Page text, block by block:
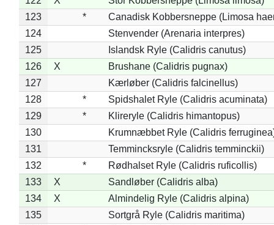
123
*
Canadisk Kobbersneppe (Limosa
124
Stenvender (Arenaria interpres)
125
Islandsk Ryle (Calidris canutus)
126
X
Brushane (Calidris pugnax)
127
Kærløber (Calidris falcinellus)
128
*
Spidshalet Ryle (Calidris acuminata)
129
*
Klireryle (Calidris himantopus)
130
Krumnæbbet Ryle (Calidris
131
Temmincksryle (Calidris temminckii)
132
*
Rødhalset Ryle (Calidris ruficollis)
133
X
Sandløber (Calidris alba)
134
X
Almindelig Ryle (Calidris alpina)
135
Sortgrå Ryle (Calidris maritima)